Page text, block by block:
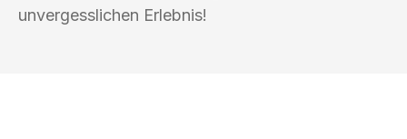
unvergesslichen Erlebnis!